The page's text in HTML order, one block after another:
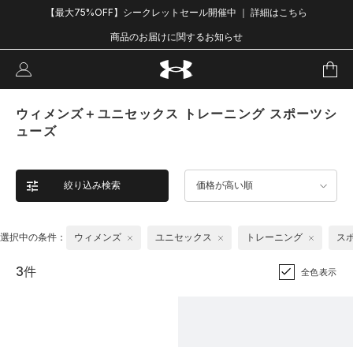
【最大75%OFF】シークレットセール開催中 ｜ 詳細はこちら
商品のお届けに関するお知らせ
ウィメンズ＋ユニセックス トレーニング スポーツシ
ューズ
絞り込み検索 価格が高い順
選択中の条件： ウィメンズ ユニセックス トレーニング ス
3件 全色表示